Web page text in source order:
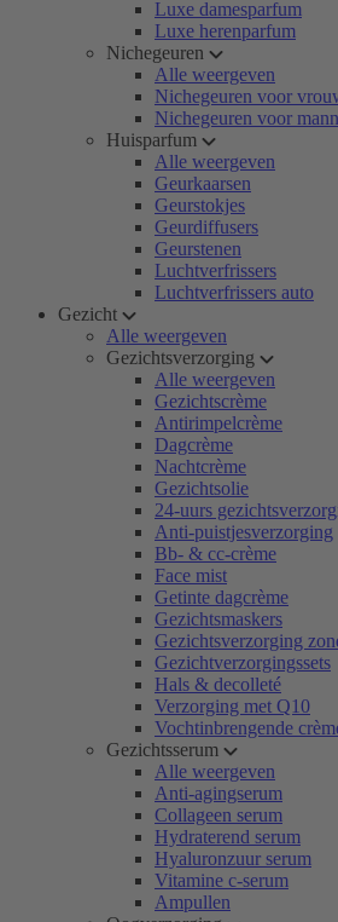
Luxe damesparfum
Luxe herenparfum
Nichegeuren
Alle weergeven
Nichegeuren voor
Nichegeuren voor
Huisparfum
Alle weergeven
Geurkaarsen
Geurstokjes
Geurdiffusers
Geurstenen
Luchtverfrissers
Luchtverfrissers auto
Gezicht
Alle weergeven
Gezichtsverzorging
Alle weergeven
Gezichtscrème
Antirimpelcrème
Dagcrème
Nachtcrème
Gezichtsolie
24-uurs
Anti-puistjesverzorging
Bb- & cc-crème
Face mist
Getinte dagcrème
Gezichtsmaskers
Gezichtsverzorging
Gezichtverzorgingssets
Hals & decolleté
Verzorging met Q10
Vochtinbrengende
Gezichtsserum
Alle weergeven
Anti-agingserum
Collageen serum
Hydraterend serum
Hyaluronzuur serum
Vitamine c-serum
Ampullen